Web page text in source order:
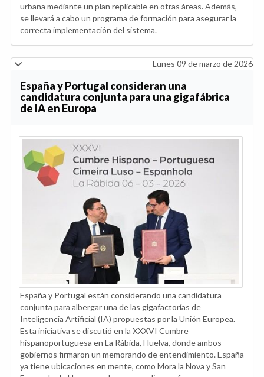
urbana mediante un plan replicable en otras áreas. Además,
se llevará a cabo un programa de formación para asegurar la
correcta implementación del sistema.
Lunes 09 de marzo de 2026
España y Portugal consideran una
candidatura conjunta para una gigafábrica
de IA en Europa
España y Portugal están considerando una candidatura
conjunta para albergar una de las gigafactorías de
Inteligencia Artificial (IA) propuestas por la Unión Europea.
Esta iniciativa se discutió en la XXXVI Cumbre
hispanoportuguesa en La Rábida, Huelva, donde ambos
gobiernos firmaron un memorando de entendimiento. España
ya tiene ubicaciones en mente, como Mora la Nova y San